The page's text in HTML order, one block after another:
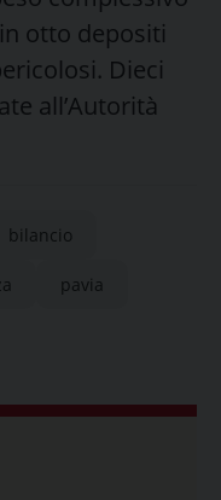
otto depositi
Dieci
all’Autorità
bilancio
pavia